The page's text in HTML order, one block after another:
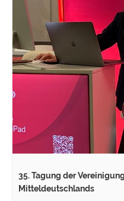
35. Tagung der
Mitteldeutschlands